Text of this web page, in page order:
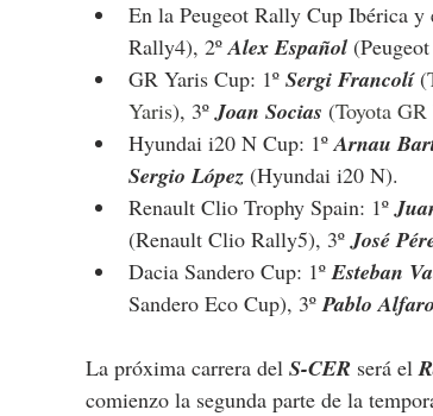
En la Peugeot Rally Cup Ibérica
Rally4), 2º Alex Español
GR Yaris Cup: 1º Sergi Francolí (
Yaris), 3º Joan Socias (Toyota
Hyundai i20 N Cup: 1º Arnau
Sergio López (Hyundai i20 N).
Renault Clio Trophy Spain: 1º
(Renault Clio Rally5), 3º José
Dacia Sandero Cup: 1º Esteban
Sandero Eco Cup), 3º Pablo Alfaro
La próxima carrera del S-CER será el
comienzo la segunda parte de la